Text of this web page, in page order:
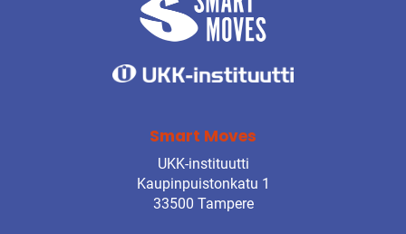
Smart Moves
UKK-instituutti
Kaupinpuistonkatu 1
33500 Tampere